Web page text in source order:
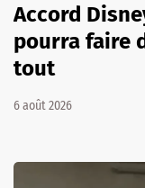
Accord
pourra faire
tout
6 août 2026